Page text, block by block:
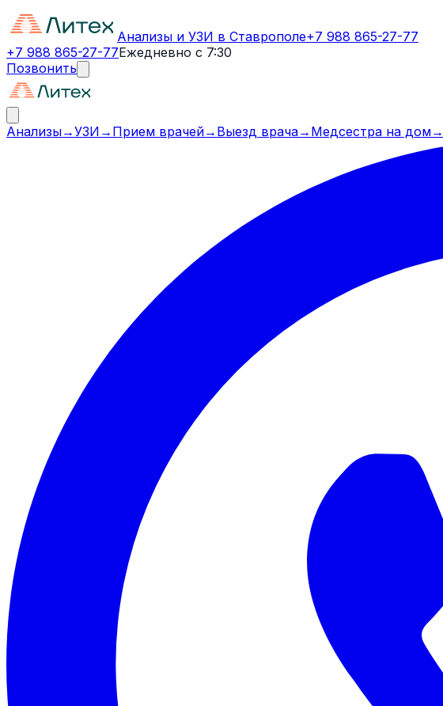
Анализы и УЗИ в Ставрополе+7 988 865-27-77
+7 988 865-27-77Ежедневно с 7:30
Позвонить
Анализы→УЗИ → Прием врачей→ Выезд врача→ Медсестра на дом→